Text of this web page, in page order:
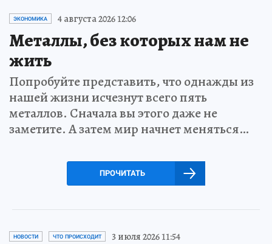
ЭКОНОМИКА 4 августа 2026 12:06
Металлы, без которых нам не
жить
Попробуйте представить, что однажды из
нашей жизни исчезнут всего пять
металлов. Сначала вы этого даже не
заметите. А затем мир начнет меняться…
ПРОЧИТАТЬ
НОВОСТИ ЧТО ПРОИСХОДИТ 3 июля 2026 11:54